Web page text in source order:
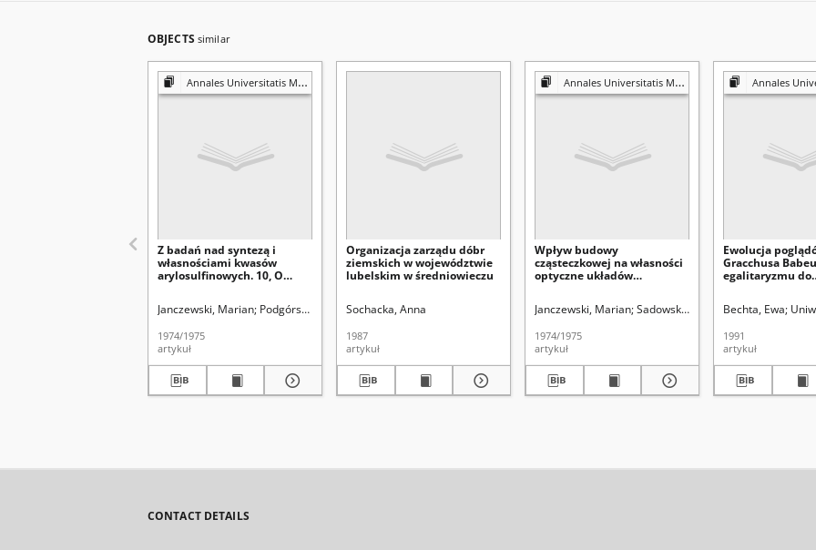
OBJECTS similar
Annales Universitatis Mariae Curie-Skłodowska. Sectio AA, Physica et Chemia
Z badań nad syntezą i
własnościami kwasów
arylosulfinowych. 10, O
fenantrenosulfinowego
Janczewski, Marian Podgórski, Mieczysław (chemia) Hubicki, Włodzimierz (1914-1977). Redaktor sekcji
1974/1975
artykuł
Organizacja zarządu dóbr
ziemskich w województwie
lubelskim w średniowieczu
Sochacka, Anna
1987
artykuł
Annales Universitatis Mariae Curie-Skłodowska. Sectio AA, Physica et Chemia
Wpływ budowy
cząsteczkowej na własności
optyczne układów
bromonaftylosulfinylooctowego
Janczewski, Marian Sadowska, Salomea Hubicki,
1974/1975
artykuł
Annales Universitatis Mariae
Ewolucja
Gracchusa
egalitaryzmu do
Bechta, Ewa
1991
artykuł
CONTACT DETAILS